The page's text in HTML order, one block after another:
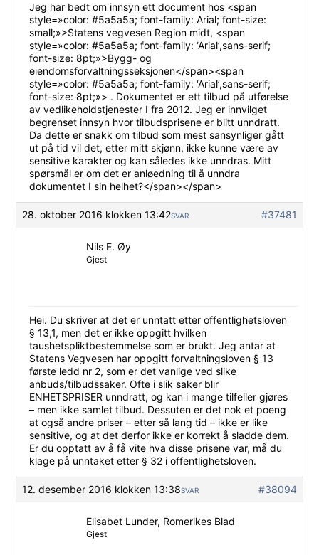
Jeg har bedt om innsyn ett document hos <span
style=»color: #5a5a5a; font-family: Arial; font-size:
small;»>Statens vegvesen Region midt, <span
style=»color: #5a5a5a; font-family: ‘Arial’,sans-serif;
font-size: 8pt;»>Bygg- og
eiendomsforvaltningsseksjonen</span><span
style=»color: #5a5a5a; font-family: ‘Arial’,sans-serif;
font-size: 8pt;»> . Dokumentet er ett tilbud på utførelse
av vedlikeholdstjenester I fra 2012. Jeg er innvilget
begrenset innsyn hvor tilbudsprisene er blitt unndratt.
Da dette er snakk om tilbud som mest sansynliger gått
ut på tid vil det, etter mitt skjønn, ikke kunne være av
sensitive karakter og kan således ikke unndras. Mitt
spørsmål er om det er anløedning til å unndra
dokumentet I sin helhet?</span></span>
28. oktober 2016 klokken 13:42 #37481
SVAR
Nils E. Øy
Gjest
Hei. Du skriver at det er unntatt etter offentlighetsloven
§ 13,1, men det er ikke oppgitt hvilken
taushetspliktbestemmelse som er brukt. Jeg antar at
Statens Vegvesen har oppgitt forvaltningsloven § 13
første ledd nr 2, som er det vanlige ved slike
anbuds/tilbudssaker. Ofte i slik saker blir
ENHETSPRISER unndratt, og kan i mange tilfeller gjøres
– men ikke samlet tilbud. Dessuten er det nok et poeng
at også andre priser – etter så lang tid – ikke er like
sensitive, og at det derfor ikke er korrekt å sladde dem.
Er du opptatt av å få vite hva disse prisene var, må du
klage på unntaket etter § 32 i offentlighetsloven.
12. desember 2016 klokken 13:38 #38094
SVAR
Elisabet Lunder, Romerikes Blad
Gjest